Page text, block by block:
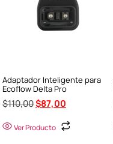
Adaptador Inteligente para
Ecoflow Delta Pro
$110,00$87,00
Ver Producto